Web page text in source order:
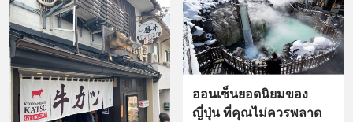
ออนเซ็นยอดนิยมของ
ญี่ปุ่น ที่คุณไม่ควรพลาด